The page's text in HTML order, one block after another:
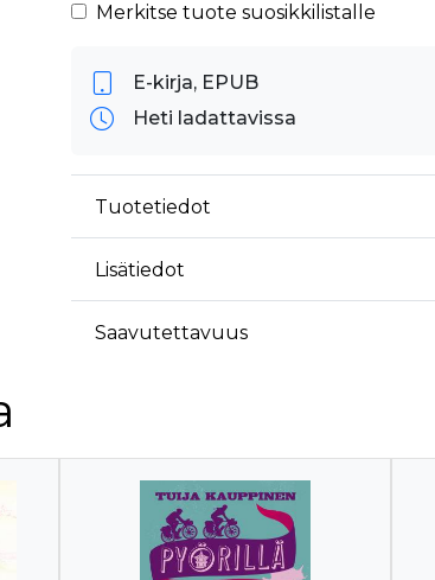
Merkitse tuote suosikkilistalle
E-kirja, EPUB
Heti ladattavissa
Tuotetiedot
Lisätiedot
Saavutettavuus